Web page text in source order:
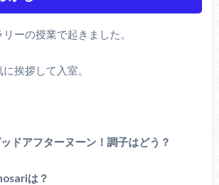
ーの授業で起きました。
挨拶して入室。
ドアフターヌーン！調子はどう？
は？